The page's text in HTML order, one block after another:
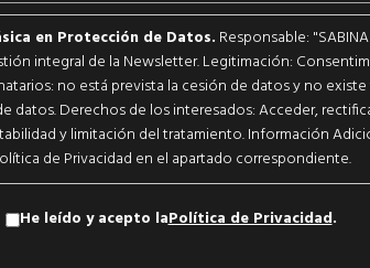
en Protección de Datos. Responsable: "SABINA
integral de la Newsletter. Legitimación:
no está prevista la cesión de datos y no
datos. Derechos de los interesados: Acceder,
y limitación del tratamiento. Información
de Privacidad en el apartado correspondiente.
He leído y acepto laPolítica de Privacidad.